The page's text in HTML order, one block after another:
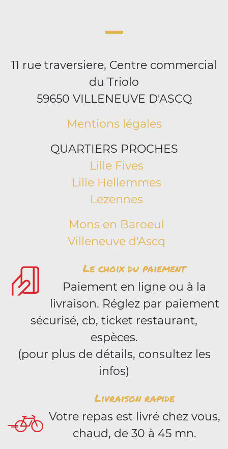
11 rue traversiere, Centre commercial
du Triolo
59650 VILLENEUVE D'ASCQ
Mentions légales
QUARTIERS PROCHES
Lille Fives
Lille Hellemmes
Lezennes
Mons en Baroeul
Villeneuve d'Ascq
Le choix du paiement
Paiement en ligne ou à la
livraison. Réglez par paiement
sécurisé, cb, ticket restaurant,
espèces.
(pour plus de détails, consultez les
infos)
Livraison rapide
Votre repas est livré chez vous,
chaud, de 30 à 45 mn.